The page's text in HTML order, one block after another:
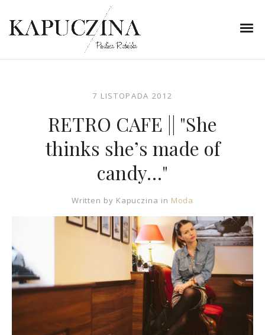
7 LISTOPADA 2012
RETRO CAFE || "She
thinks she’s made of
candy…"
Written by Kapuczina in Moda